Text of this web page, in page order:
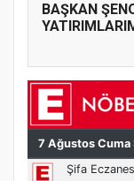
BAŞKAN